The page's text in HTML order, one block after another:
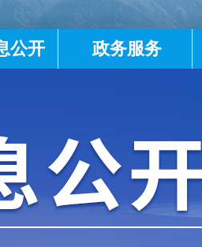
公开 政务服务